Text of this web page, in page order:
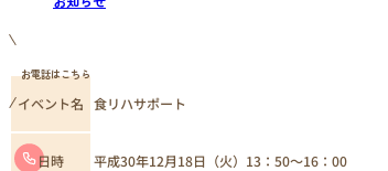
お電話はこちら
イベント名 食リハサポート
日時 平成30年12月18日（火）13：50～16：00